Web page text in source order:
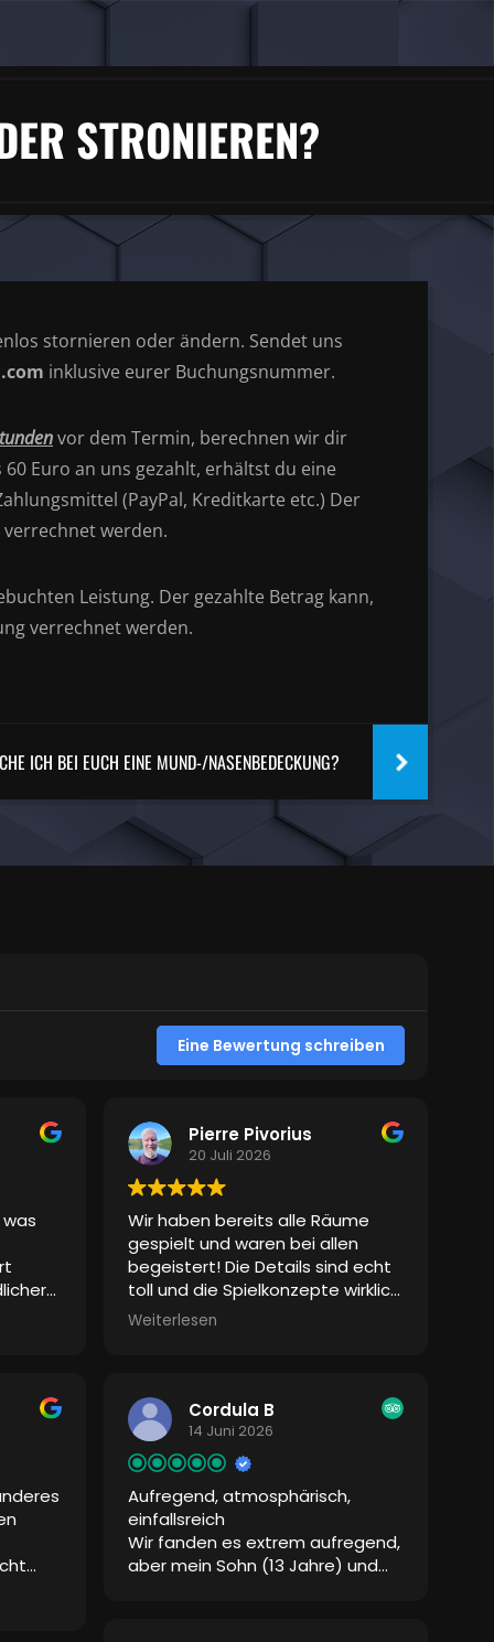
STRONIEREN?
stornieren oder ändern. Sendet uns
inklusive eurer Buchungsnummer.
vor dem Termin, berechnen wir dir
Euro an uns gezahlt, erhältst du eine
(PayPal, Kreditkarte etc.) Der
werden.
Leistung. Der gezahlte Betrag kann,
verrechnet werden.
ICH BEI EUCH EINE MUND-/NASENBEDECKUNG?
Eine Bewertung schreiben
das
in
wie
Pierre Pivorius
20 Juli 2026
Wir haben bereits alle Räume
gespielt und waren bei allen
begeistert! Die Details sind echt
toll und die Spielkonzepte wirklich
gut gemacht. Die Spielleiter
Weiterlesen
Cordula B
14 Juni 2026
Aufregend, atmosphärisch,
einfallsreich
Wir fanden es extrem aufregend,
aber mein Sohn (13 Jahre) und